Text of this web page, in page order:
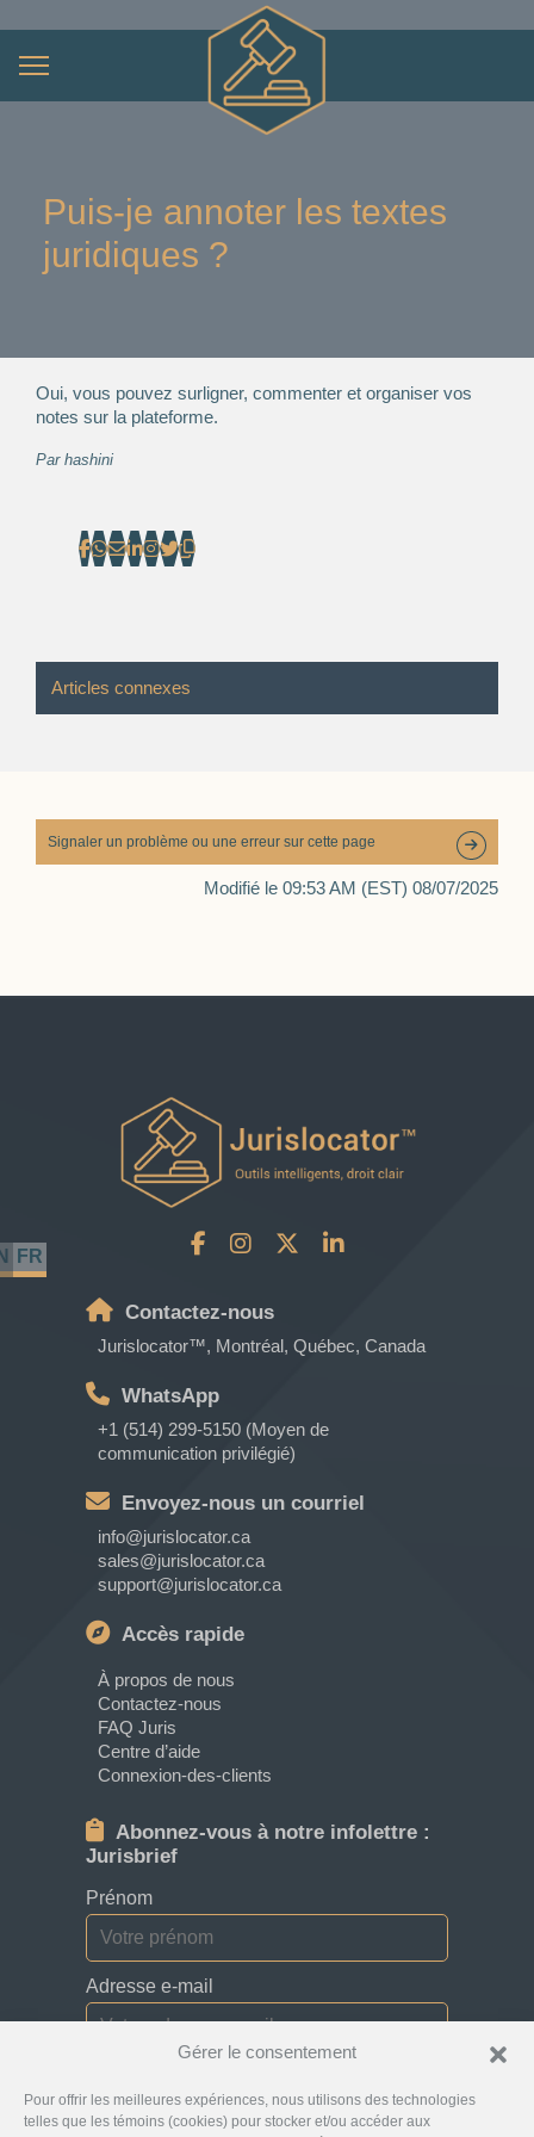
Gérer le consentement
Pour offrir les meilleures expériences, nous utilisons des technologies
telles que les témoins (cookies) pour stocker et/ou accéder aux
FR
Puis-je annoter les textes
juridiques ?
Oui, vous pouvez surligner, commenter et organiser vos
notes sur la plateforme.
Par hashini
Articles connexes
Signaler un problème ou une erreur sur cette page
Modifié le 09:53 AM (EST) 08/07/2025
Contactez-nous
Jurislocator™, Montréal, Québec, Canada
WhatsApp
+1 (514) 299-5150 (Moyen de
communication privilégié)
Envoyez-nous un courriel
info@jurislocator.ca
sales@jurislocator.ca
support@jurislocator.ca
Accès rapide
À propos de nous
Contactez-nous
FAQ Juris
Centre d’aide
Connexion-des-clients
Abonnez-vous à notre infolettre :
Jurisbrief
Prénom
Adresse e-mail
mises à jour et des courriels promotionnels de
la part de Jurislocator.